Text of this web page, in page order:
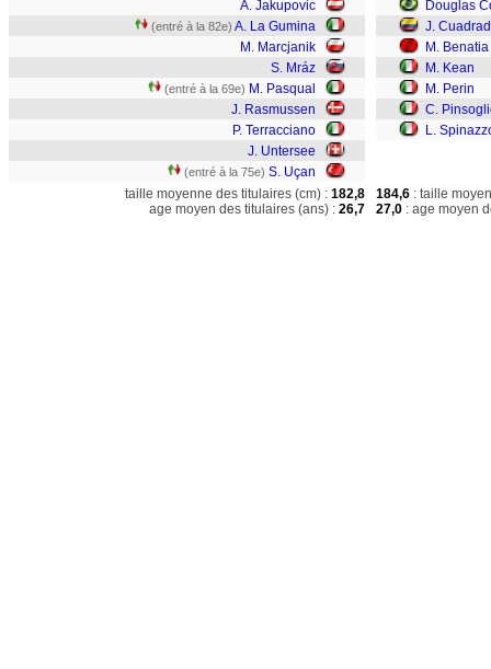
A. Jakupovic
(entré à la 82e) A. La Gumina
M. Marcjanik
S. Mráz
(entré à la 69e) M. Pasqual
J. Rasmussen
P. Terracciano
J. Untersee
(entré à la 75e) S. Uçan
Douglas
J.
M. Benatia
M. Kean
M. Perin
C.
L.
taille moyenne des titulaires (cm) : 182,8
age moyen des titulaires (ans) : 26,7
184,6 : taille
27,0 : age moyen